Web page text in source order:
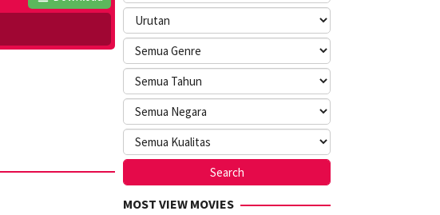
MOST VIEW MOVIES